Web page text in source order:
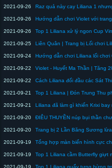
2021-09-26
2021-09-26
2021-09-26
2021-09-25
2021-09-24
2021-09-22
2021-09-22
2021-09-21
2021-09-21
2021-09-20
2021-09-20
2021-09-19
2021-09-19
2021-09-19